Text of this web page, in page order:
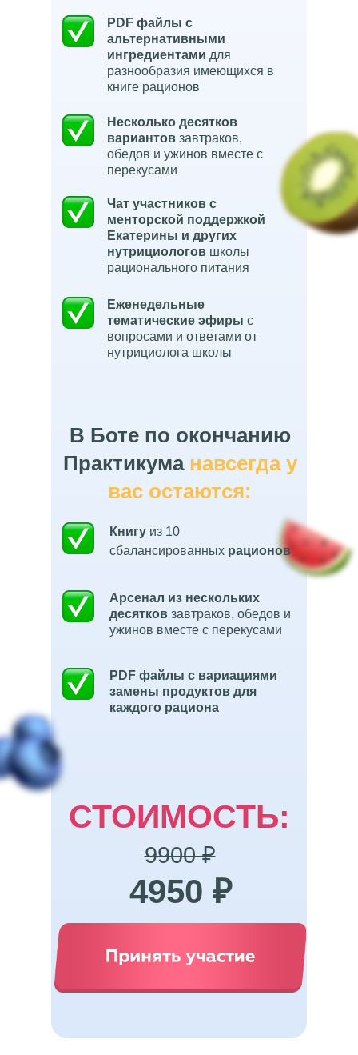
Книгу из 10
сбалансированных рационов
Чат участников с
менторской поддержкой
Екатерины и других
нутрициологов школы
рационального питания
Несколько десятков
вариантов завтраков,
обедов и ужинов вместе с
перекусами
Еженедельные
тематические эфиры с
вопросами и ответами от
нутрициолога школы
PDF файлы с
альтернативными
ингредиентами для
разнообразия имеющихся в
книге рационов
PDF файлы с вариациями
замены продуктов для
каждого рациона
Арсенал из нескольких
десятков завтраков, обедов и
ужинов вместе с перекусами
4950 ₽
9900 ₽
В Боте по окончанию
Практикума навсегда у
вас остаются:
СТОИМОСТЬ: